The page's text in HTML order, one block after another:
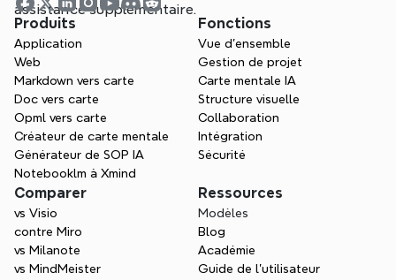
assistance supplémentaire.
Produits
Application
Web
Markdown vers carte
Doc vers carte
Opml vers carte
Créateur de carte mentale
Générateur de SOP IA
Notebooklm à Xmind
Fonctions
Vue d'ensemble
Gestion de projet
Carte mentale IA
Structure visuelle
Collaboration
Intégration
Sécurité
Comparer
vs Visio
contre Miro
vs Milanote
vs MindMeister
Ressources
Modèles
Blog
Académie
Guide de l’utilisateur